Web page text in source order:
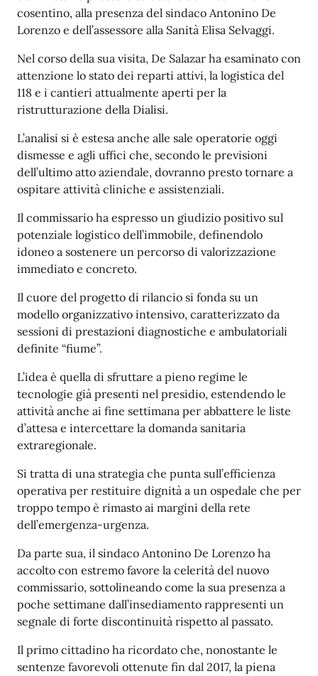
cosentino, alla presenza del sindaco Antonino De
Lorenzo e dell’assessore alla Sanità Elisa Selvaggi.
Nel corso della sua visita, De Salazar ha esaminato con
attenzione lo stato dei reparti attivi, la logistica del
118 e i cantieri attualmente aperti per la
ristrutturazione della Dialisi.
L’analisi si è estesa anche alle sale operatorie oggi
dismesse e agli uffici che, secondo le previsioni
dell’ultimo atto aziendale, dovranno presto tornare a
ospitare attività cliniche e assistenziali.
Il commissario ha espresso un giudizio positivo sul
potenziale logistico dell’immobile, definendolo
idoneo a sostenere un percorso di valorizzazione
immediato e concreto.
Il cuore del progetto di rilancio si fonda su un
modello organizzativo intensivo, caratterizzato da
sessioni di prestazioni diagnostiche e ambulatoriali
definite “fiume”.
L’idea è quella di sfruttare a pieno regime le
tecnologie già presenti nel presidio, estendendo le
attività anche ai fine settimana per abbattere le liste
d’attesa e intercettare la domanda sanitaria
extraregionale.
Si tratta di una strategia che punta sull’efficienza
operativa per restituire dignità a un ospedale che per
troppo tempo è rimasto ai margini della rete
dell’emergenza-urgenza.
Da parte sua, il sindaco Antonino De Lorenzo ha
accolto con estremo favore la celerità del nuovo
commissario, sottolineando come la sua presenza a
poche settimane dall’insediamento rappresenti un
segnale di forte discontinuità rispetto al passato.
Il primo cittadino ha ricordato che, nonostante le
sentenze favorevoli ottenute fin dal 2017, la piena